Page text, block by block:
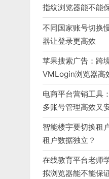
指纹浏览器能不能
不同国家账号切换
器让登录更高效
苹果搜索广告：跨
VMLogin浏览器高
电商平台营销工具
多账号管理高效又
智能楼宇要切换租
租户数据独立？
在线教育平台老师
拟浏览器能不能保